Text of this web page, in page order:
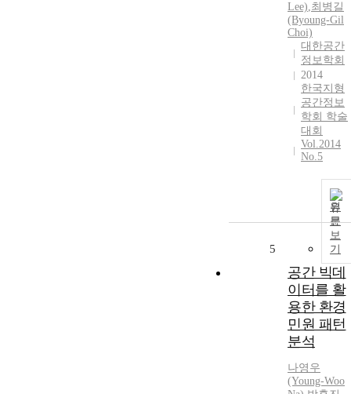
Lee),최병길
(Byoung-Gil
Choi)
대한공간
정보학회
2014
한국지형
공간정보
학회 학술
대회
Vol.2014
No.5
원
문
보
기
5
공간 빅데
이터를 활
용한 환경
민원 패턴
분석
나영우
(Young-Woo